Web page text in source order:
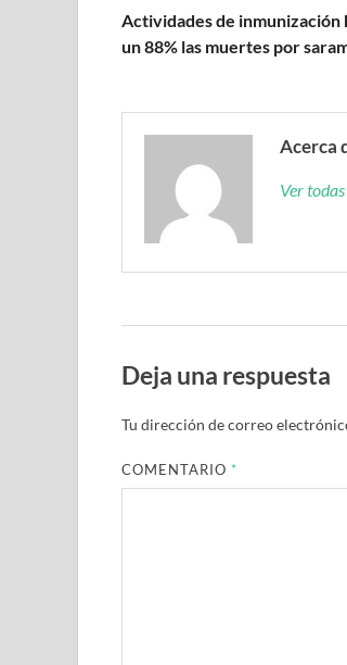
Actividades de
un 88% las muertes por
Acerca
Ver
Deja una respuesta
Tu dirección de correo
COMENTARIO *